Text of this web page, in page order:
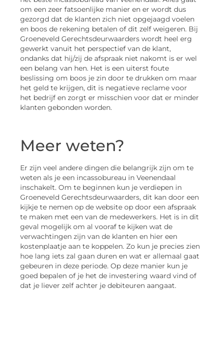
om een zeer fatsoenlijke manier en er wordt dus
gezorgd dat de klanten zich niet opgejaagd voelen
en boos de rekening betalen of dit zelf weigeren. Bij
Groeneveld Gerechtsdeurwaarders wordt heel erg
gewerkt vanuit het perspectief van de klant,
ondanks dat hij/zij de afspraak niet nakomt is er wel
een belang van hen. Het is een uiterst foute
beslissing om boos je zin door te drukken om maar
het geld te krijgen, dit is negatieve reclame voor
het bedrijf en zorgt er misschien voor dat er minder
klanten gebonden worden.
Meer weten?
Er zijn veel andere dingen die belangrijk zijn om te
weten als je een incassobureau in Veenendaal
inschakelt. Om te beginnen kun je verdiepen in
Groeneveld Gerechtsdeurwaarders, dit kan door een
kijkje te nemen op de website op door een afspraak
te maken met een van de medewerkers. Het is in dit
geval mogelijk om al vooraf te kijken wat de
verwachtingen zijn van de klanten en hier een
kostenplaatje aan te koppelen. Zo kun je precies zien
hoe lang iets zal gaan duren en wat er allemaal gaat
gebeuren in deze periode. Op deze manier kun je
goed bepalen of je het de investering waard vind of
dat je liever zelf achter je debiteuren aangaat.